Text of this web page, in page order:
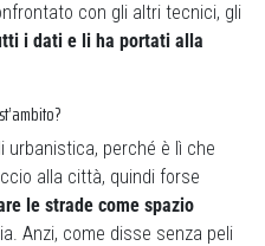
con gli altri tecnici, gli
i dati e li ha portati alla
urbanistica, perché è lì che
alla città, quindi forse
le strade come spazio
Anzi, come disse senza peli